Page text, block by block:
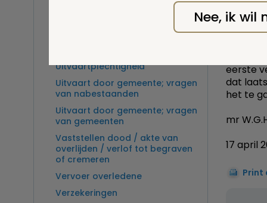
Uitvaartplechtigheid
Uitvaart door gemeente; vragen
van nabestaanden
Uitvaart door gemeente; vragen
van gemeenten
Vaststellen dood / akte van
overlijden / verlof tot begraven
of cremeren
Vervoer overledene
Verzekeringen
Of men
koeling
het
eerste
dat
het te
mr
17 april
Print
Nee, ik wil